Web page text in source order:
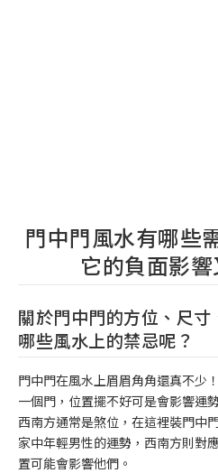
門中門風水有哪些
它的負面影
關於門中門的方位、尺
哪些風水上的禁忌呢？
門中門在風水上眉眉角角還真不少
一個門，位置擺不好可是會影響運
西南方通常是煞位，在這裡裝門中
家中年輕男性的運勢，西南方則對
置可能會影響他們。